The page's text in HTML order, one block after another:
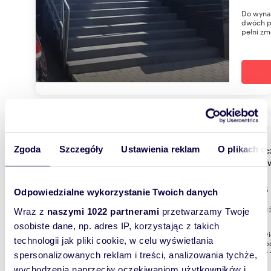
Zgoda Szczegóły Ustawienia reklam O plikach
Odpowiedzialne wykorzystanie Twoich danych
Wraz z naszymi 1022 partnerami przetwarzamy Twoje
osobiste dane, np. adres IP, korzystając z takich
technologii jak pliki cookie, w celu wyświetlania
spersonalizowanych reklam i treści, analizowania tychże,
Do
dwóch
pełni
2
Nowoczesny lokal biurowy 41 m² w centrum
1
lokal
41m2,
+